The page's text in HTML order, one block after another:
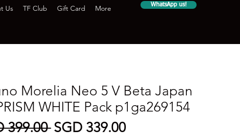
Us TF Club Gift Card More WhatsApp us!
Morelia Neo 5 V Beta Japan
WHITE Pack p1ga269154
399.00 Regular
SGD 339.00Sale